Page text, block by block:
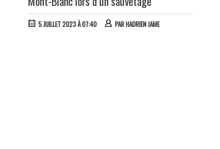
5 JUILLET 2023 À 07:40 PARHADRIEN JAME